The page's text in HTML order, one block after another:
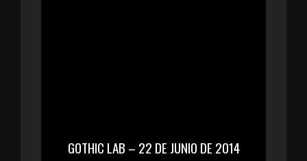
GOTHIC LAB – 22 DE JUNIO DE 2014